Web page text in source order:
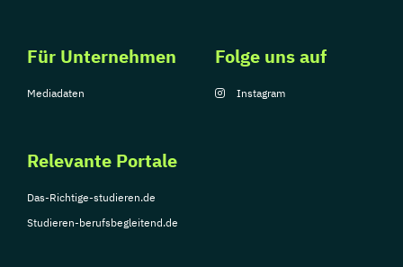
Für Unternehmen
Mediadaten
Relevante Portale
Das-Richtige-studieren.de
Studieren-berufsbegleitend.de
Folge uns auf
Instagram